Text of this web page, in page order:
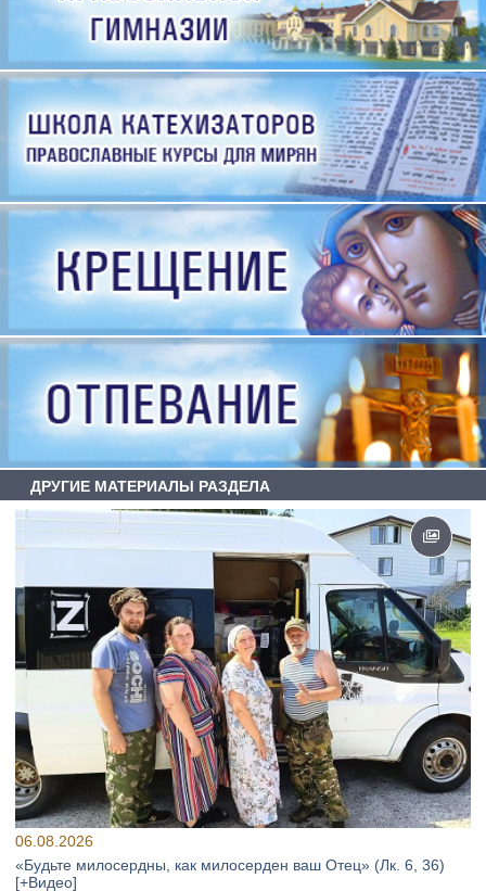
ДРУГИЕ МАТЕРИАЛЫ РАЗДЕЛА
06.08.2026
«Будьте милосердны, как милосерден ваш Отец» (Лк. 6, 36)
[+Видео]